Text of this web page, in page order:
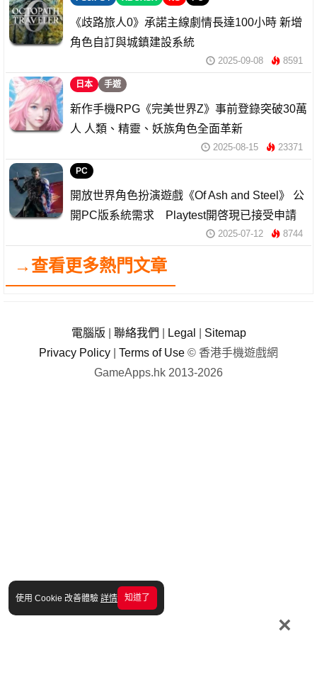
使用 Cookie 改善體驗 詳情 知道了
×
《歧路旅人0》承諾主線劇情長達100小時 新增
角色自訂與城鎮建設系統
2025-09-08 8591
日本 手遊
新作手機RPG《完美世界Z》事前登錄突破30萬
人 人類、精靈、妖族角色全面革新
2025-08-15 23371
PC
開放世界角色扮演遊戲《Of Ash and Steel》 公
開PC版系統需求 Playtest開啓現已接受申請
2025-07-12 8744
→查看更多熱門文章
電腦版 聯絡我們 Legal
Sitemap
Privacy Policy
Terms of Use © 香港手機遊戲網
GameApps.hk 2013-2026